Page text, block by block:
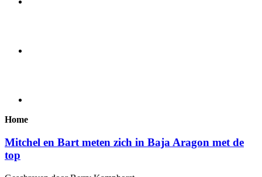
Home
Mitchel en Bart meten zich in Baja Aragon met de
top